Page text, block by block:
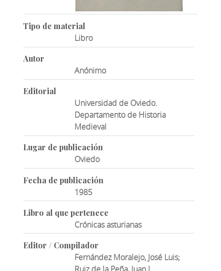
Tipo de material
Libro
Autor
Anónimo
Editorial
Universidad de Oviedo.
Departamento de Historia
Medieval
Lugar de publicación
Oviedo
Fecha de publicación
1985
Libro al que pertenece
Crónicas asturianas
Editor / Compilador
Fernández Moralejo, José Luis;